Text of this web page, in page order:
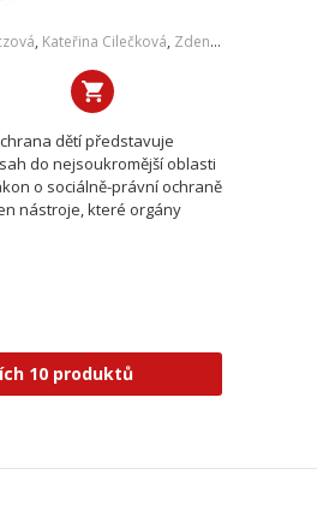
, Kateřina Cilečková, Zdeněk Kapitán
dětí představuje
do nejsoukromější oblasti
o sociálně-právní ochraně
nástroje, které orgány
10 produktů